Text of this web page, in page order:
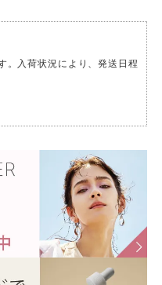
。入荷状況により、発送日程